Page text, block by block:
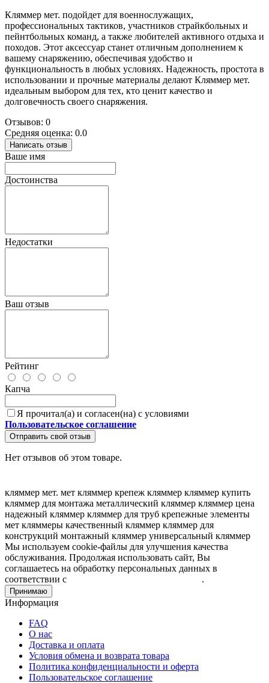
Кляммер мет. подойдет для военнослужащих,
профессиональных тактиков, участников страйкбольных и
пейнтбольных команд, а также любителей активного отдыха и
походов. Этот аксессуар станет отличным дополнением к
вашему снаряжению, обеспечивая удобство и
функциональность в любых условиях. Надежность, простота в
использовании и прочные материалы делают Кляммер мет.
идеальным выбором для тех, кто ценит качество и
долговечность своего снаряжения.
Отзывов: 0
Средняя оценка: 0.0
Написать отзыв
Ваше имя
Достоинства
Недостатки
Ваш отзыв
Рейтинг
Капча
Я прочитал(а) и согласен(на) с условиями
Пользовательское соглашение
Отправить свой отзыв
Нет отзывов об этом товаре.
кляммер мет. мет кляммер крепеж кляммер кляммер купить
кляммер для монтажа металлический кляммер кляммер цена
надежный кляммер кляммер для труб крепежные элементы
мет кляммеры качественный кляммер кляммер для
конструкций монтажный кляммер универсальный кляммер
Мы используем cookie-файлы для улучшения качества
обслуживания. Продолжая использовать сайт, Вы
соглашаетесь на обработку персональных данных в
соответствии с
.
Принимаю
Информация
FAQ
О нас
Доставка и оплата
Условия обмена и возврата товара
Политика конфиденциальности и оферта
Пользовательское соглашение